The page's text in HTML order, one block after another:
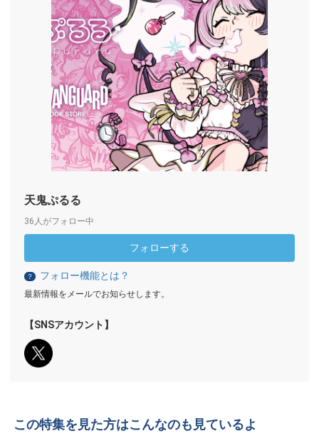
天鬼ぷるる
36人がフォロー中
フォローする
？ フォロー機能とは？
最新情報をメールでお知らせします。
【SNSアカウント】
この特集を見た方はこんなのも見ているよ